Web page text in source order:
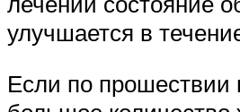
улучшается в
Если по прошествии